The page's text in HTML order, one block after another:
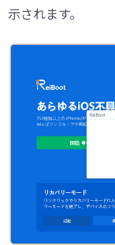
示されます。